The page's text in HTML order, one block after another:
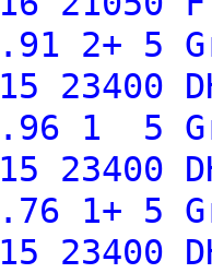
2+ 5
23400
1 5
23400
1+ 5
23400